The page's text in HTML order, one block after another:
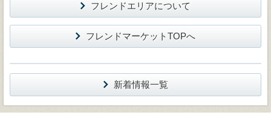
フレンドエリアについて
フレンドマーケットTOPへ
新着情報一覧